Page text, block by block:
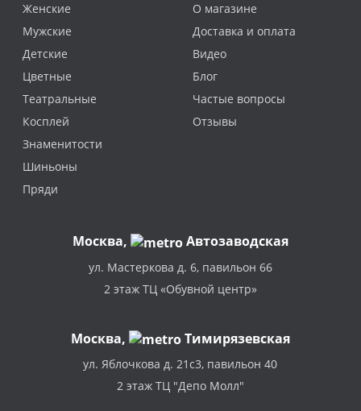
Женские
Мужские
Детские
Цветные
Театральные
Косплей
Знаменитости
Шиньоны
Пряди
О магазине
Доставка и оплата
Видео
Блог
Частые вопросы
Отзывы
Москва, Автозаводская
ул. Мастеркова д. 6, павильон 66
2 этаж ТЦ «Обувной центр»
Москва, Тимирязевская
ул. Яблочкова д. 21с3, павильон 40
2 этаж ТЦ "Депо Молл"